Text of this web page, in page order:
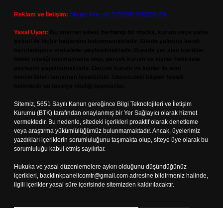
Reklam ve İletişim: Skype: live:.cid.575569c608265c69
Yasal Uyarı:
Sitemiz, 5651 Sayılı Kanun gereğince Bilgi Teknolojileri ve İletişim
Kurumu (BTK) tarafından onaylanmış bir Yer Sağlayıcı olarak hizmet
vermektedir. Bu nedenle, sitedeki içerikleri proaktif olarak denetleme
veya araştırma yükümlülüğümüz bulunmamaktadır. Ancak, üyelerimiz
yazdıkları içeriklerin sorumluluğunu taşımakta olup, siteye üye olarak bu
sorumluluğu kabul etmiş sayılırlar.
Hukuka ve yasal düzenlemelere aykırı olduğunu düşündüğünüz
içerikleri, backlinkpanelicomtr@gmail.com adresine bildirmeniz halinde,
ilgili içerikler yasal süre içerisinde sitemizden kaldırılacaktır.